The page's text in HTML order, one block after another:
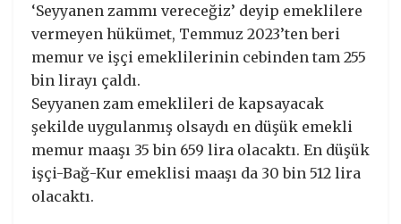
‘Seyyanen zammı vereceğiz’ deyip emeklilere
vermeyen hükümet, Temmuz 2023’ten beri
memur ve işçi emeklilerinin cebinden tam 255
bin lirayı çaldı.
Seyyanen zam emeklileri de kapsayacak
şekilde uygulanmış olsaydı en düşük emekli
memur maaşı 35 bin 659 lira olacaktı. En düşük
işçi-Bağ-Kur emeklisi maaşı da 30 bin 512 lira
olacaktı.